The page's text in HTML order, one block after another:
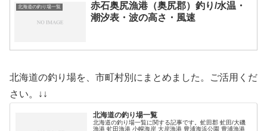
北海道の釣り場一覧
赤石奥尻漁港（奥尻郡）釣り/水温・
潮汐表・波の高さ・風速
北海道の釣り場を、市町村別にまとめました。ご活用くだ
さい。↓↓
北海道の釣り場一覧
北海道の釣り場一覧に関する記事です。虻田郡 虻田/大磯
漁港 虻田漁港 小幌海岸 大岸漁港 豊浦海浜公園 豊浦漁港